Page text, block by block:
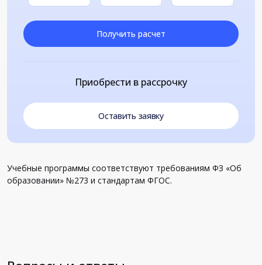
Получить расчет
Приобрести в рассрочку
Оставить заявку
Учебные программы соответствуют требованиям ФЗ «Об
образовании» №273 и стандартам ФГОС.